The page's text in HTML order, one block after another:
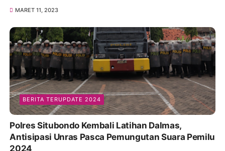
MARET 11, 2023
BERITA TERUPDATE 2024
Polres Situbondo Kembali Latihan Dalmas,
Antisipasi Unras Pasca Pemungutan Suara Pemilu
2024